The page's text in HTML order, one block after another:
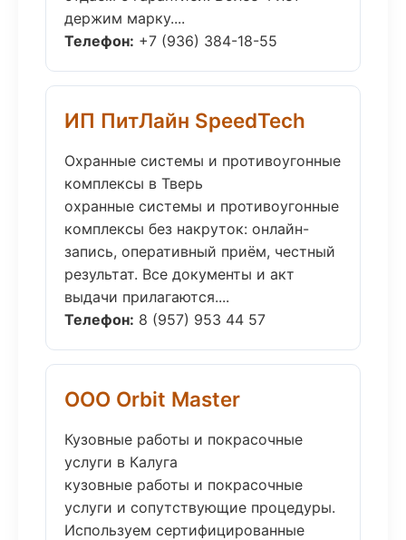
держим марку....
Телефон: +7 (936) 384-18-55
ИП ПитЛайн SpeedTech
Охранные системы и противоугонные
комплексы в Тверь
охранные системы и противоугонные
комплексы без накруток: онлайн-
запись, оперативный приём, честный
результат. Все документы и акт
выдачи прилагаются....
Телефон: 8 (957) 953 44 57
ООО Orbit Master
Кузовные работы и покрасочные
услуги в Калуга
кузовные работы и покрасочные
услуги и сопутствующие процедуры.
Используем сертифицированные